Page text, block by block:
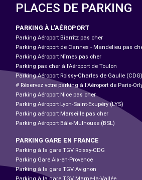
PLACES DE PARKING
PARKING À L'AÉROPORT
Parking Aéroport Biarritz pas cher
Parking Aéroport de Cannes - Mandelieu pas
Parking Aéroport Nîmes pas cher
Parking pas cher à l’Aéroport de Toulon
Parking Aéroport Roissy-Charles de Gaulle (CDG)
# Réservez votre parking à l'Aéroport de Paris-
Parking Aéroport Nice pas cher
Parking Aéroport Lyon-Saint-Exupéry (LYS)
Parking aéroport Marseille pas cher
Parking Aéroport Bâle-Mulhouse (BSL)
PARKING GARE EN FRANCE
Parking à la gare TGV Roissy-CDG
Parking Gare Aix-en-Provence
Parking à la gare TGV Avignon
Parking à la gare TGV Marne-la-Vallée